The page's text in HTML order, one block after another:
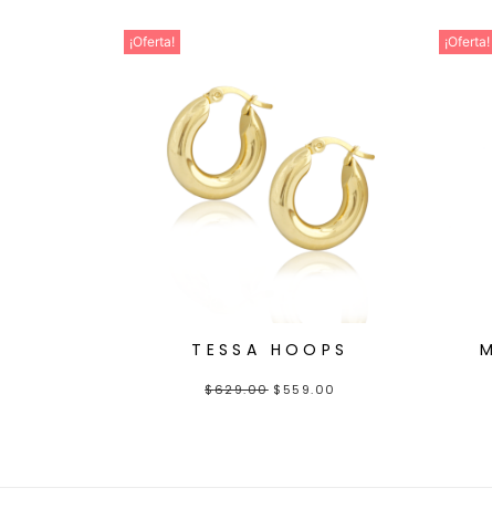
¡Oferta!
TESSA HOOPS
$629.00 $ 559.00
¡Oferta!